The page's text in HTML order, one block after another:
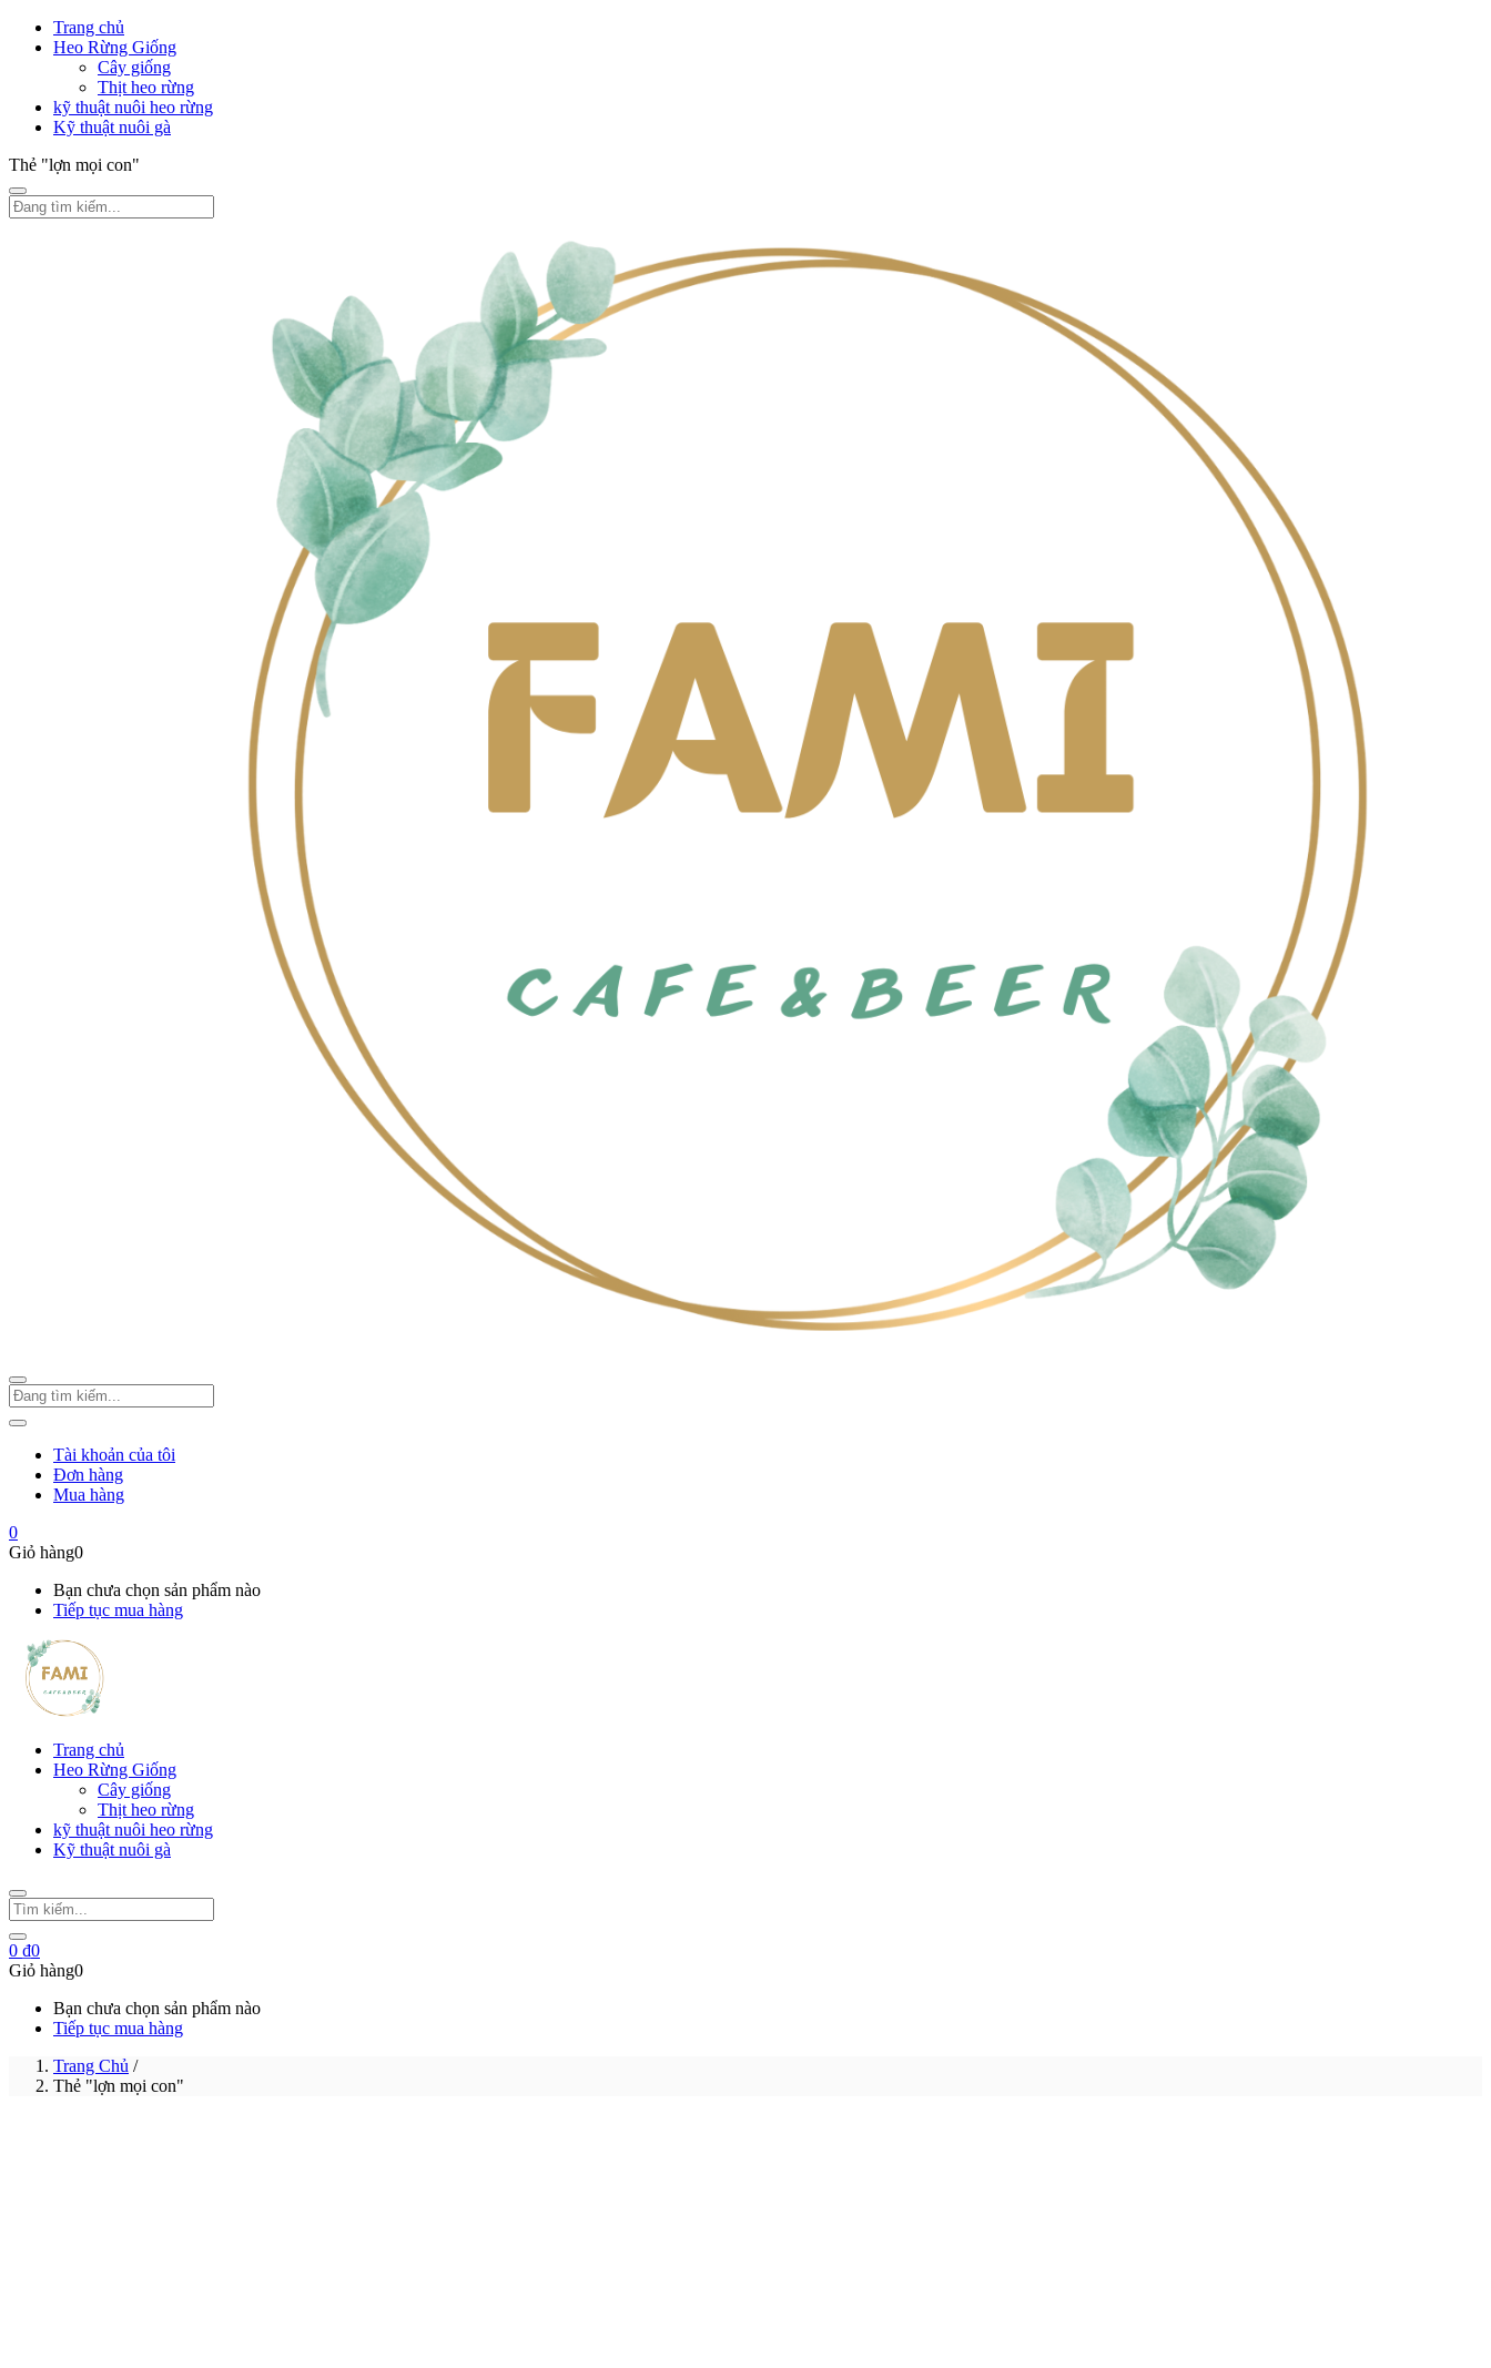
Trang chủ
Heo Rừng Giống
Cây giống
Thịt heo rừng
kỹ thuật nuôi heo rừng
Kỹ thuật nuôi gà
Thẻ "lợn mọi con"
Tài khoản của tôi
Đơn hàng
Mua hàng
0
Giỏ hàng0
Bạn chưa chọn sản phẩm nào
Tiếp tục mua hàng
Trang chủ
Heo Rừng Giống
Cây giống
Thịt heo rừng
kỹ thuật nuôi heo rừng
Kỹ thuật nuôi gà
0 ₫0
Giỏ hàng0
Bạn chưa chọn sản phẩm nào
Tiếp tục mua hàng
Trang Chủ /
Thẻ "lợn mọi con"